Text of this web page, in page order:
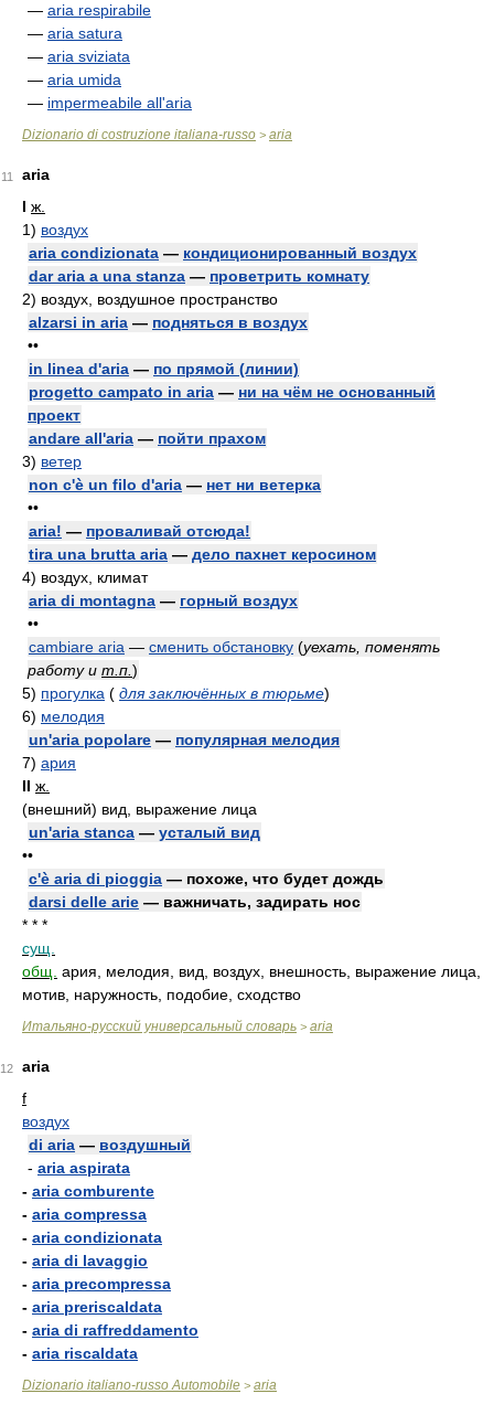
— aria respirabile
— aria satura
— aria sviziata
— aria umida
— impermeabile all'aria
Dizionario di costruzione italiana-russo > aria
11
aria
I ж.
1) воздух
aria condizionata — кондиционированный воздух
dar aria a una stanza — проветрить комнату
2) воздух, воздушное пространство
alzarsi in aria — подняться в воздух
••
in linea d'aria — по прямой (линии)
progetto campato in aria — ни на чём не основанный
проект
andare all'aria — пойти прахом
3) ветер
non c'è un filo d'aria — нет ни ветерка
••
aria! — проваливай отсюда!
tira una brutta aria — дело пахнет керосином
4) воздух, климат
aria di montagna — горный воздух
••
cambiare aria — сменить обстановку (уехать, поменять
работу и т.п. )
5) прогулка ( для заключённых в тюрьме)
6) мелодия
un'aria popolare — популярная мелодия
7) ария
II ж.
(внешний) вид, выражение лица
un'aria stanca — усталый вид
••
c'è aria di pioggia — похоже, что будет дождь
darsi delle arie — важничать, задирать нос
* * *
сущ.
общ. ария, мелодия, вид, воздух, внешность, выражение лица,
мотив, наружность, подобие, сходство
Итальяно-русский универсальный словарь > aria
12
aria
f
воздух
di aria — воздушный
- aria aspirata
- aria comburente
- aria compressa
- aria condizionata
- aria di lavaggio
- aria precompressa
- aria preriscaldata
- aria di raffreddamento
- aria riscaldata
Dizionario italiano-russo Automobile > aria